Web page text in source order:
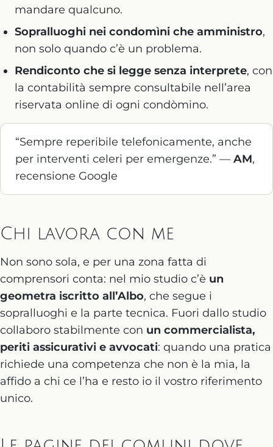
mandare qualcuno.
Sopralluoghi nei condomìni che amministro,
non solo quando c’è un problema.
Rendiconto che si legge senza interprete, con
la contabilità sempre consultabile nell’area
riservata online di ogni condòmino.
“Sempre reperibile telefonicamente, anche
per interventi celeri per emergenze.” — AM,
recensione Google
Chi lavora con me
Non sono sola, e per una zona fatta di
comprensori conta: nel mio studio c’è un
geometra iscritto all’Albo, che segue i
sopralluoghi e la parte tecnica. Fuori dallo studio
collaboro stabilmente con un commercialista,
periti assicurativi e avvocati: quando una pratica
richiede una competenza che non è la mia, la
affido a chi ce l’ha e resto io il vostro riferimento
unico.